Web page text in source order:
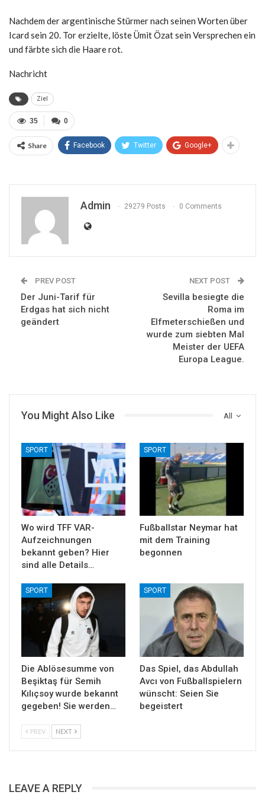
Nachdem der argentinische Stürmer nach seinen Worten über
Icard sein 20. Tor erzielte, löste Ümit Özat sein Versprechen ein
und färbte sich die Haare rot.
Nachricht
Ziel
0
35
Share Facebook Twitter Google+
Admin 29279 Posts 0 Comments
PREV POST
Der Juni-Tarif für
Erdgas hat sich nicht
geändert
NEXT POST
Sevilla besiegte die
Roma im
Elfmeterschießen und
wurde zum siebten Mal
Meister der UEFA
Europa League.
All
You Might Also Like
SPORT
Wo wird TFF VAR-
Aufzeichnungen
bekannt geben? Hier
sind alle Details…
SPORT
Fußballstar Neymar hat
mit dem Training
begonnen
SPORT
Die Ablösesumme von
Beşiktaş für Semih
Kılıçsoy wurde bekannt
gegeben! Sie werden…
SPORT
Das Spiel, das Abdullah
Avcı von Fußballspielern
wünscht: Seien Sie
begeistert
PREV NEXT
LEAVE A REPLY